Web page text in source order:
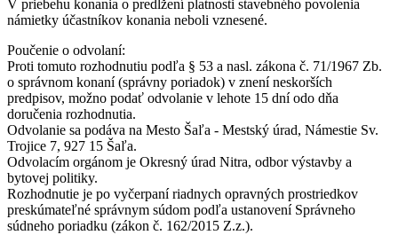
V priebehu konania o predĺžení platnosti stavebného povolenia
námietky účastníkov konania neboli vznesené.
Poučenie o odvolaní:
Proti tomuto rozhodnutiu podľa § 53 a nasl. zákona č. 71/1967 Zb.
o správnom konaní (správny poriadok) v znení neskorších
predpisov, možno podať odvolanie v lehote 15 dní odo dňa
doručenia rozhodnutia.
Odvolanie sa podáva na Mesto Šaľa - Mestský úrad, Námestie Sv.
Trojice 7, 927 15 Šaľa.
Odvolacím orgánom je Okresný úrad Nitra, odbor výstavby a
bytovej politiky.
Rozhodnutie je po vyčerpaní riadnych opravných prostriedkov
preskúmateľné správnym súdom podľa ustanovení Správneho
súdneho poriadku (zákon č. 162/2015 Z.z.).